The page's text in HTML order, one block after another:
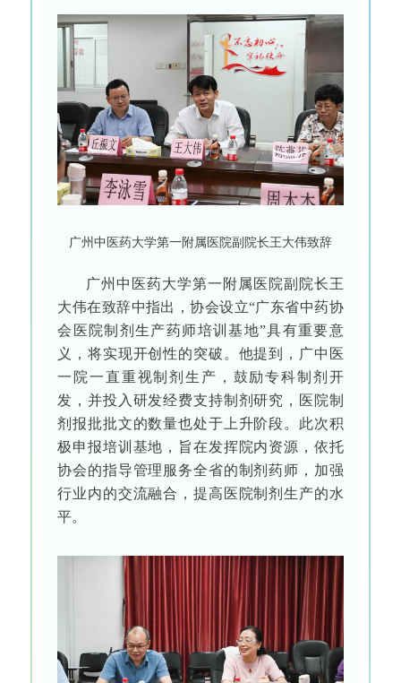
广州中医药大学第一附属医院副院长王大伟致辞
广州中医药大学第一附属医院副院长王
大伟在致辞中指出，协会设立“广东省中药协
会医院制剂生产药师培训基地”具有重要意
义，将实现开创性的突破。他提到，广中医
一院一直重视制剂生产，鼓励专科制剂开
发，并投入研发经费支持制剂研究，医院制
剂报批批文的数量也处于上升阶段。此次积
极申报培训基地，旨在发挥院内资源，依托
协会的指导管理服务全省的制剂药师，加强
行业内的交流融合，提高医院制剂生产的水
平。